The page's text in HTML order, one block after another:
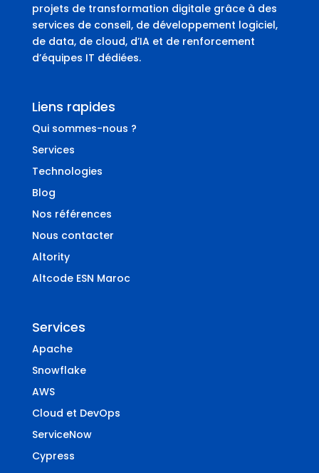
projets de transformation digitale grâce à des
services de conseil, de développement logiciel,
de data, de cloud, d’IA et de renforcement
d’équipes IT dédiées.
Liens rapides
Qui sommes-nous ?
Services
Technologies
Blog
Nos références
Nous contacter
Altority
Altcode ESN Maroc
Services
Apache
Snowflake
AWS
Cloud et DevOps
ServiceNow
Cypress